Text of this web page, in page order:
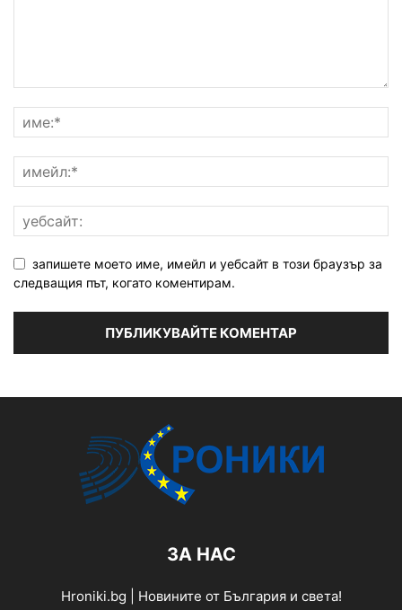
запишете моето име, имейл и уебсайт в този браузър за
следващия път, когато коментирам.
ЗА НАС
Hroniki.bg | Новините от България и света!